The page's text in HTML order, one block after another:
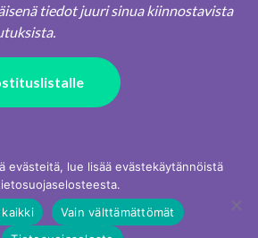
tiedot juuri sinua kiinnostavista
evästeitä, lue lisää evästekäytännöistä
Vain välttämättömät